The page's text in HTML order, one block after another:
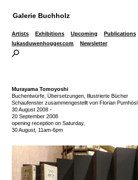
Galerie Buchholz
Artists Exhibitions Upcoming Publications
lukasduwenhogger.com
Newsletter
Murayama Tomoyoshi
Buchentwürfe, Übersetzungen, Illustrierte Bücher
Schaufenster zusammengestellt von Florian Pumhösl
30 August 2008 -
20 September 2008
opening reception on Saturday,
30 August, 11am-6pm